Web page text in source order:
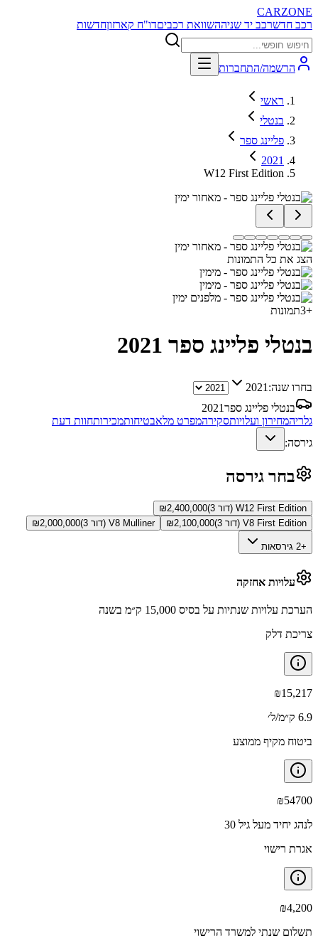
CARZONE
רכב חדשרכב יד שניההשוואת רכביםדו"ח קארזוןחדשות
הרשמה/התחברות
ראשי
בנטלי
פליינג ספר
2021
W12 First Edition
הצג את כל התמונות
+
3תמונות
בנטלי פליינג ספר 2021
בחרו שנה: 2021
בנטלי פליינג ספר2021
גלריהמחירון ועלויותסקירהמפרט מלאבטיחותמכירותחוות דעת
גירסה:
בחר גירסה
W12 First Edition (דור 3) ₪2,400,000
V8 First Edition (דור 3)
₪2,100,000 V8 Mulliner (דור 3) ₪2,000,000
+2 גירסאות
עלויות אחזקה
הערכת עלויות שנתיות על בסיס 15,000 ק״מ בשנה
צריכת דלק
₪15,217
6.9 ק״מ/ל׳
ביטוח מקיף ממוצע
₪54700
לנהג יחיד מעל גיל 30
אגרת רישוי
₪4,200
תשלום שנתי למשרד הרישוי